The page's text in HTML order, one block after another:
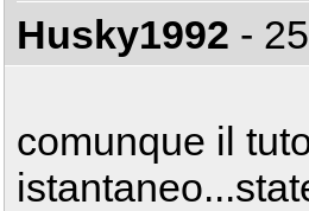
Husky1992 -
comunque il